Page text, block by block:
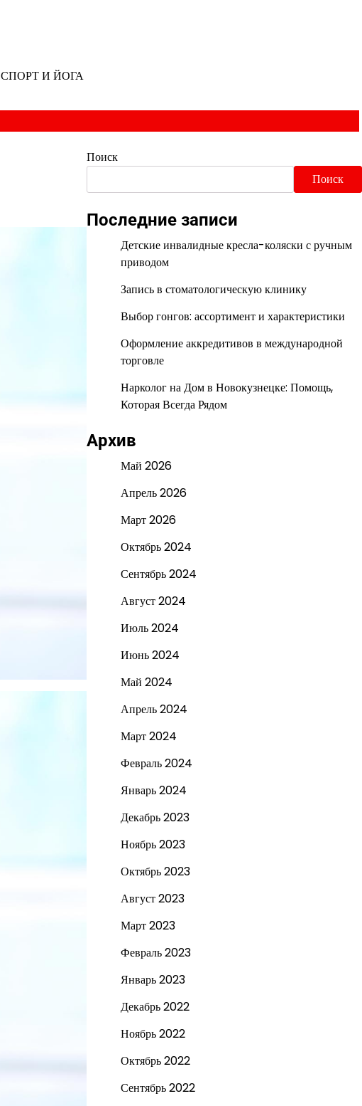
СПОРТ И ЙОГА
Поиск
Поиск
Последние записи
Детские инвалидные кресла-коляски с ручным
приводом
Запись в стоматологическую клинику
Выбор гонгов: ассортимент и характеристики
Оформление аккредитивов в международной
торговле
Нарколог на Дом в Новокузнецке: Помощь,
Которая Всегда Рядом
Архив
Май 2026
Апрель 2026
Март 2026
Октябрь 2024
Сентябрь 2024
Август 2024
Июль 2024
Июнь 2024
Май 2024
Апрель 2024
Март 2024
Февраль 2024
Январь 2024
Декабрь 2023
Ноябрь 2023
Октябрь 2023
Август 2023
Март 2023
Февраль 2023
Январь 2023
Декабрь 2022
Ноябрь 2022
Октябрь 2022
Сентябрь 2022